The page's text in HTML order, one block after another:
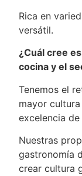
Rica en
versátil.
¿Cuál cree
cocina y el
Tenemos el
mayor
excelencia
Nuestras
gastronomía
crear cultura